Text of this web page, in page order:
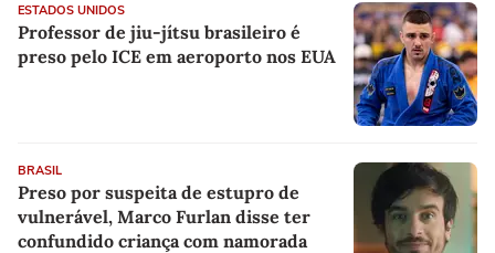
ESTADOS UNIDOS
Professor de jiu-jítsu brasileiro é
preso pelo ICE em aeroporto nos EUA
BRASIL
Preso por suspeita de estupro de
vulnerável, Marco Furlan disse ter
confundido criança com namorada